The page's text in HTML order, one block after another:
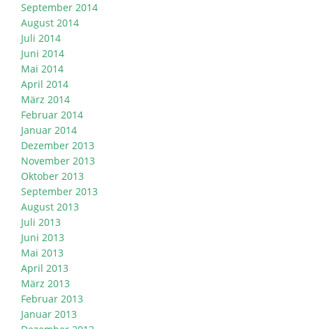
September 2014
August 2014
Juli 2014
Juni 2014
Mai 2014
April 2014
März 2014
Februar 2014
Januar 2014
Dezember 2013
November 2013
Oktober 2013
September 2013
August 2013
Juli 2013
Juni 2013
Mai 2013
April 2013
März 2013
Februar 2013
Januar 2013